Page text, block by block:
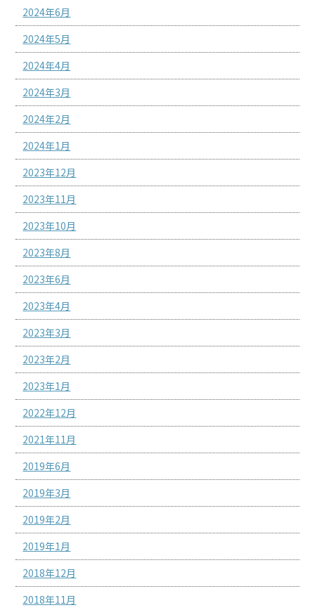
2024年6月
2024年5月
2024年4月
2024年3月
2024年2月
2024年1月
2023年12月
2023年11月
2023年10月
2023年8月
2023年6月
2023年4月
2023年3月
2023年2月
2023年1月
2022年12月
2021年11月
2019年6月
2019年3月
2019年2月
2019年1月
2018年12月
2018年11月